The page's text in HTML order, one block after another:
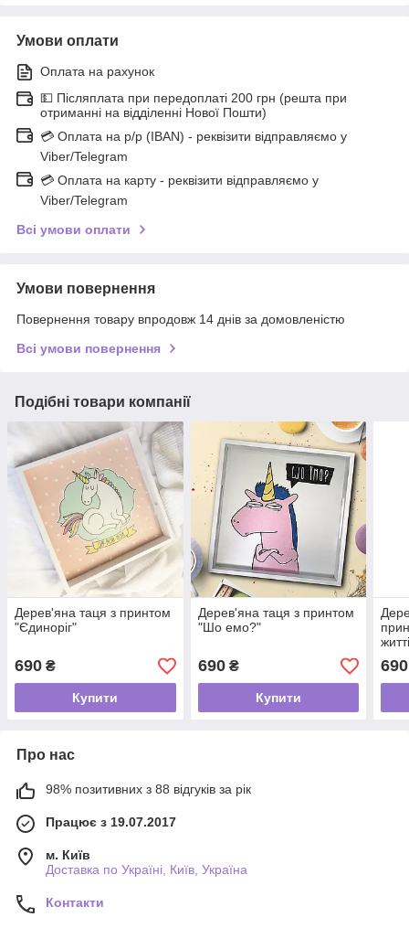
Умови оплати
Оплата на рахунок
💵 Післяплата при передоплаті 200 грн (решта при
отриманні на відділенні Нової Пошти)
💳 Оплата на р/р (IBAN) - реквізити відправляємо у
Viber/Telegram
💳 Оплата на карту - реквізити відправляємо у
Viber/Telegram
Всі умови оплати
Умови повернення
Повернення товару впродовж 14 днів за домовленістю
Всі умови повернення
Подібні товари компанії
Дерев'яна таця з принтом
"Єдиноріг"
690 ₴
Купити
Дерев'яна таця з принтом
"Шо емо?"
690₴
Купити
690
Про нас
98% позитивних з 88 відгуків за рік
Працює з 19.07.2017
м. Київ
Доставка по Україні, Київ, Україна
Контакти